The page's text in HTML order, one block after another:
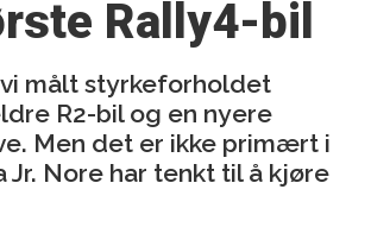
Rally4-bil
målt styrkeforholdet
R2-bil og en nyere
Men det er ikke primært i
Jr. Nore har tenkt til å kjøre